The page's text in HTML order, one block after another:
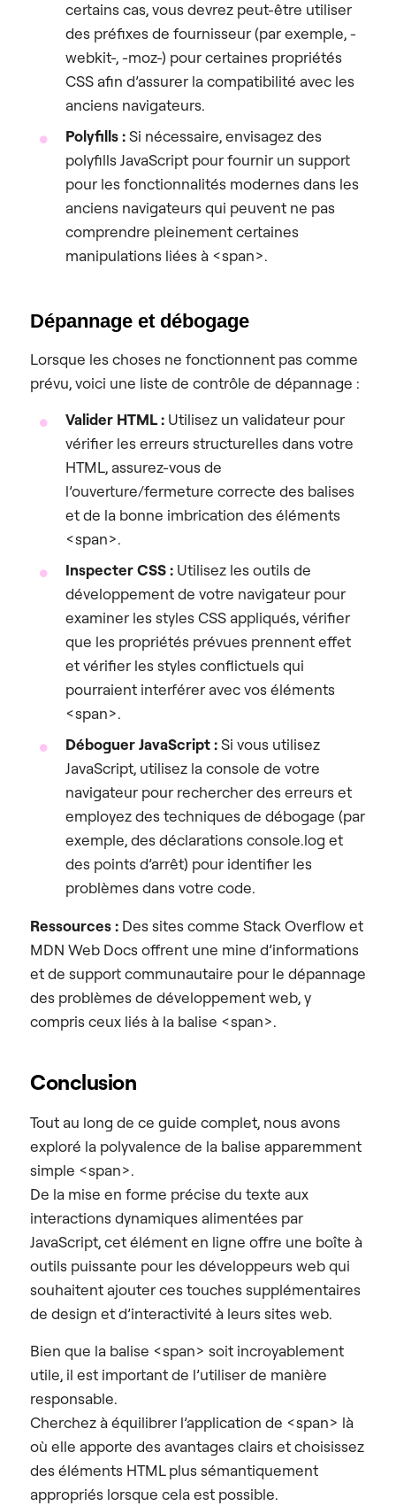
certains cas, vous devrez peut-être utiliser
des préfixes de fournisseur (par exemple, -
webkit-, -moz-) pour certaines propriétés
CSS afin d’assurer la compatibilité avec les
anciens navigateurs.
Polyfills :Si nécessaire, envisagez des
polyfills JavaScript pour fournir un support
pour les fonctionnalités modernes dans les
anciens navigateurs qui peuvent ne pas
comprendre pleinement certaines
manipulations liées à <span>.
Dépannage et débogage
Lorsque les choses ne fonctionnent pas comme
prévu, voici une liste de contrôle de dépannage :
Valider HTML : Utilisez un validateur pour
vérifier les erreurs structurelles dans votre
HTML, assurez-vous de
l’ouverture/fermeture correcte des balises
et de la bonne imbrication des éléments
<span>.
Inspecter CSS : Utilisez les outils de
développement de votre navigateur pour
examiner les styles CSS appliqués, vérifier
que les propriétés prévues prennent effet
et vérifier les styles conflictuels qui
pourraient interférer avec vos éléments
<span>.
Déboguer JavaScript :Si vous utilisez
JavaScript, utilisez la console de votre
navigateur pour rechercher des erreurs et
employez des techniques de débogage (par
exemple, des déclarations console.log et
des points d’arrêt) pour identifier les
problèmes dans votre code.
Ressources : Des sites comme Stack Overflow et
MDN Web Docs offrent une mine d’informations
et de support communautaire pour le dépannage
des problèmes de développement web, y
compris ceux liés à la balise <span>.
Conclusion
Tout au long de ce guide complet, nous avons
exploré la polyvalence de la balise apparemment
simple <span>.
De la mise en forme précise du texte aux
interactions dynamiques alimentées par
JavaScript, cet élément en ligne offre une boîte à
outils puissante pour les développeurs web qui
souhaitent ajouter ces touches supplémentaires
de design et d’interactivité à leurs sites web.
Bien que la balise <span> soit incroyablement
utile, il est important de l’utiliser de manière
responsable.
Cherchez à équilibrer l’application de <span> là
où elle apporte des avantages clairs et choisissez
des éléments HTML plus sémantiquement
appropriés lorsque cela est possible.